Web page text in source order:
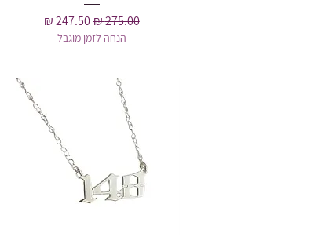
מחיר רגיל‏275.00 ‏₪ מחיר מבצע‏247.50 ‏₪
הנחה לזמן מוגבל